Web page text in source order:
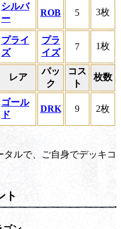
シルバ
ー
ROB 5 3枚
プライ
ズ
プラ
イズ
7 1枚
レア
パッ
ク
コス
ト
枚数
ゴール
ド
DRK 9 2枚
ルで、ご自身でデッキコ
ト